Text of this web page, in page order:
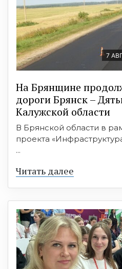
7
На Брянщине
дороги Брянск –
Калужской области
В Брянской области в
проекта
...
Читать далее